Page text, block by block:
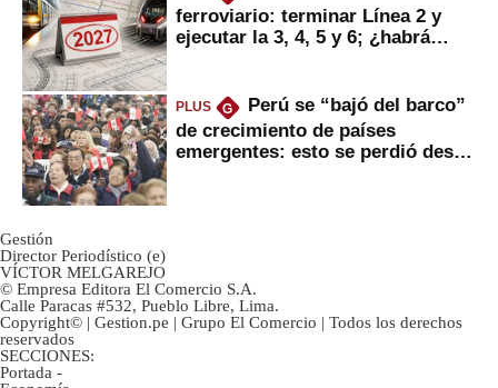
ferroviario: terminar Línea 2 y
ejecutar la 3, 4, 5 y 6; ¿habrá
PLUS G
Perú se “bajó del barco”
de crecimiento de países
emergentes: esto se perdió desde
Gestión
Director Periodístico (e)
VÍCTOR MELGAREJO
© Empresa Editora El Comercio S.A.
Calle Paracas #532, Pueblo Libre, Lima.
Copyright© | Gestion.pe | Grupo El Comercio | Todos los derechos
reservados
SECCIONES:
Portada -